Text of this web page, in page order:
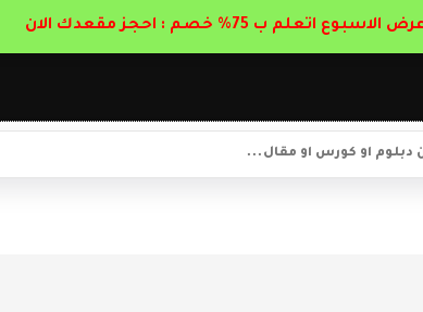
الاسبوع اتعلم ب 75% خصم : احجز مقعدك الان